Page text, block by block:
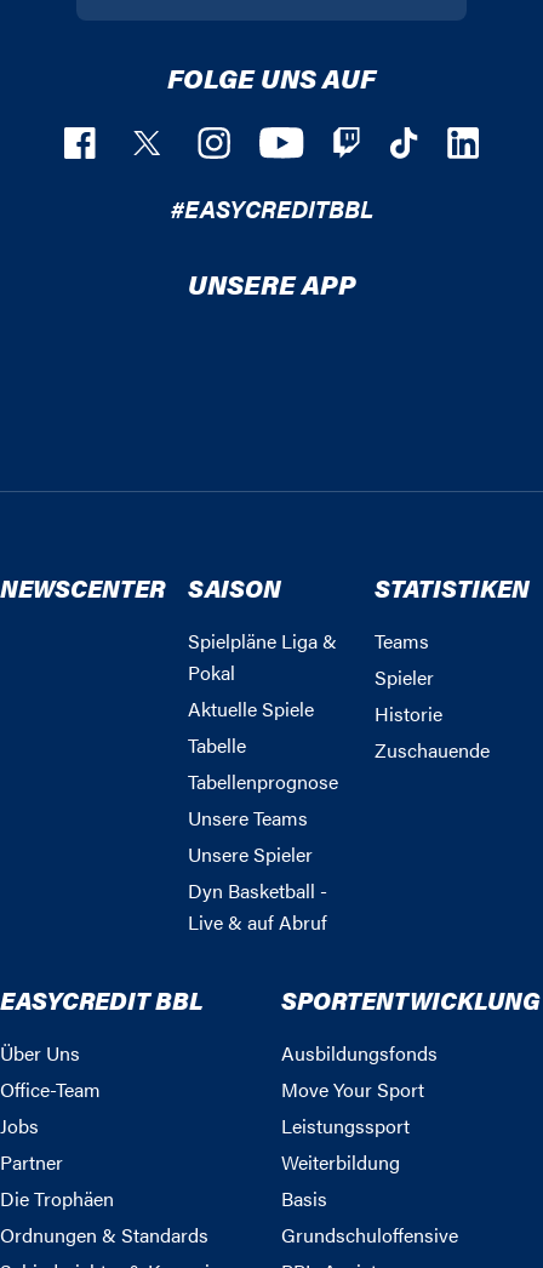
FOLGE UNS AUF
#EASYCREDITBBL
UNSERE APP
NEWSCENTER SAISON
Spielpläne Liga &
Pokal
Aktuelle Spiele
Tabelle
Tabellenprognose
Unsere Teams
Unsere Spieler
Dyn Basketball -
Live & auf Abruf
STATISTIKEN
Teams
Spieler
Historie
Zuschauende
EASYCREDIT BBL
Über Uns
Office-Team
Jobs
Partner
Die Trophäen
Ordnungen & Standards
SPORTENTWICKLUNG
Ausbildungsfonds
Move Your Sport
Leistungssport
Weiterbildung
Basis
Grundschuloffensive